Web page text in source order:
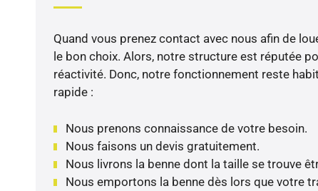
Quand vous prenez contact avec nous afin de
le bon choix. Alors, notre structure est réputée
réactivité. Donc, notre fonctionnement reste
rapide :
Nous prenons connaissance de votre besoin.
Nous faisons un devis gratuitement.
Nous livrons la benne dont la taille se trouve
Nous emportons la benne dès lors que votre